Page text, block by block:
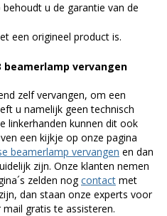
u de garantie van de
een origineel product is.
beamerlamp vervangen
zelf vervangen, om een
u namelijk geen technisch
linkerhanden kunnen dit ook
een kijkje op onze pagina
beamerlamp vervangen en dan
zijn. Onze klanten nemen
zelden nogcontact met
dan staan onze experts voor
gratis te assisteren.